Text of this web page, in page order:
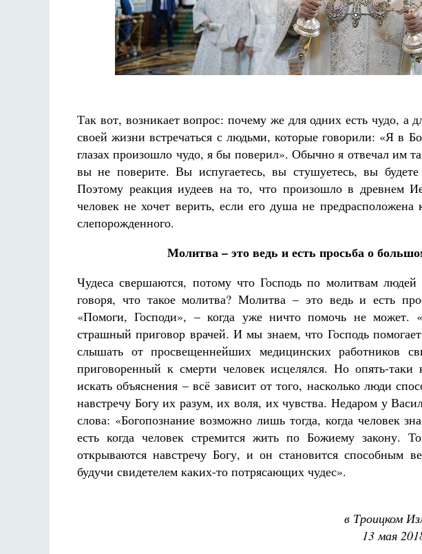
Так вот, возникает вопрос: почему же для одних есть чудо, а
своей жизни встречаться с людьми, которые говорили: «Я в
глазах произошло чудо, я бы поверил». Обычно я отвечал им
вы не поверите. Вы испугаетесь, вы стушуетесь, вы
Поэтому реакция иудеев на то, что произошло в древнем
человек не хочет верить, если его душа не
слепорожденного.
Молитва – это ведь и есть просьба о
Чудеса свершаются, потому что Господь по молитвам
говоря, что такое молитва? Молитва – это ведь и есть
«Помоги, Господи», – когда уже ничто помочь не может.
страшный приговор врачей. И мы знаем, что Господь
слышать от просвещеннейших медицинских работников
приговоренный к смерти человек исцелялся. Но опять-
искать объяснения – всё зависит от того, насколько люди
навстречу Богу их разум, их воля, их чувства. Недаром у
слова: «Богопознание возможно лишь тогда, когда человек
есть когда человек стремится жить по Божиему закону.
открываются навстречу Богу, и он становится способным
будучи свидетелем каких-то потрясающих чудес».
в Троицком
13 мая